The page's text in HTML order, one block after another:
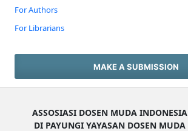
For Authors
For Librarians
MAKE A SUBMISSION
ASSOSIASI DOSEN MUDA INDONESIA
DI PAYUNGI YAYASAN DOSEN MUDA